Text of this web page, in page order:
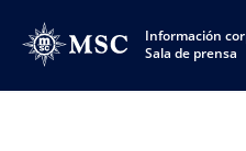
Información
Sala de prensa